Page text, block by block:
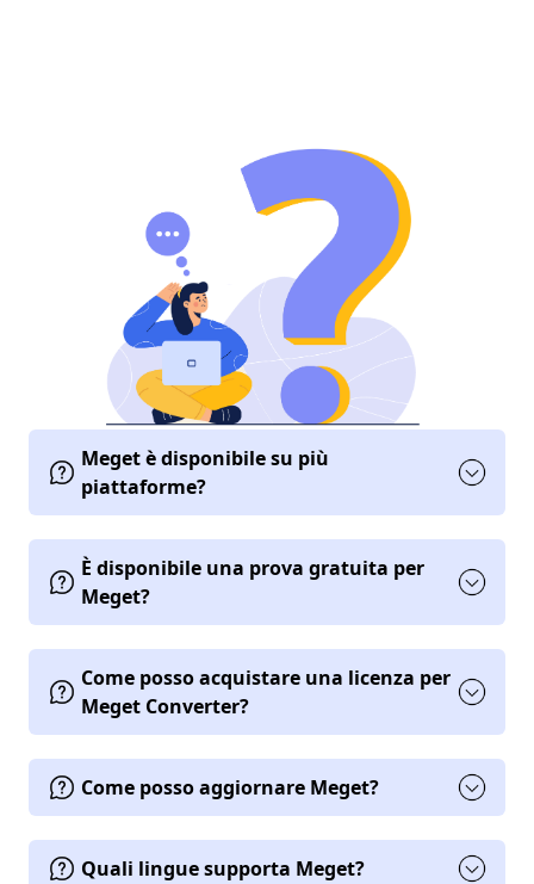
Meget è disponibile su più
piattaforme?
È disponibile una prova gratuita per
Meget?
Come posso acquistare una licenza per
Meget Converter?
Come posso aggiornare Meget?
Quali lingue supporta Meget?